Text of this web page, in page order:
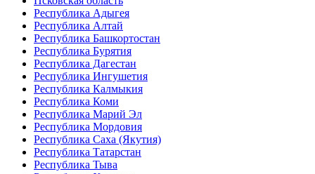
Республика Адыгея
Республика Алтай
Республика Башкортостан
Республика Бурятия
Республика Дагестан
Республика Ингушетия
Республика Калмыкия
Республика Коми
Республика Марий Эл
Республика Мордовия
Республика Саха (Якутия)
Республика Татарстан
Республика Тыва